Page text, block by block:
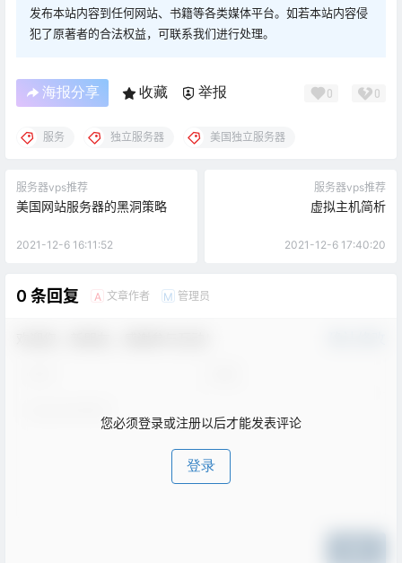
发布本站内容到任何网站、书籍等各类媒体平台。如若本站内容侵
犯了原著者的合法权益，可联系我们进行处理。
海报分享 收藏 举报 0 0
服务 独立服务器 美国独立服务器
服务器vps推荐
美国网站服务器的黑洞策略
2021-12-6 16:11:52
服务器vps推荐
虚拟主机简析
2021-12-6 17:40:20
0 条回复 A 文章作者 M 管理员
您必须登录或注册以后才能发表评论
登录